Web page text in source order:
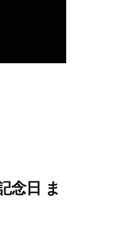
念日 ま